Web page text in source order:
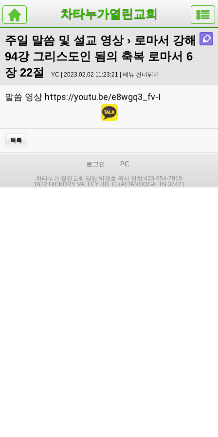
차타누가열린교회
주일 말씀 및 설교 영상› 로마서 강해
94강 그리스도인 됨의 축복 로마서 6
장 22절
YC | 2023.02.02 11:23:21 | 메뉴 건너뛰기
말씀 영상 https://youtu.be/e8wgq3_fv-I
목록
로그인... PC
차타누가 열린교회 담임:박경호 목사 전화:423-654-7910
1622 HICKORY VALLEY RD. CHATTANOOGA, TN 37421